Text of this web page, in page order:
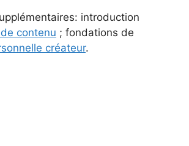
introduction
contenu ; fondations de
créateur.